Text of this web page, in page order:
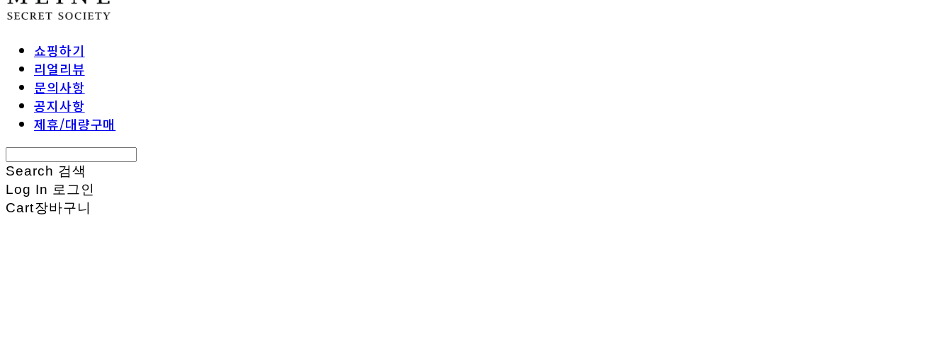
쇼핑하기
리얼리뷰
문의사항
공지사항
제휴/대량구매
Search 검색
Log In 로그인
Cart장바구니